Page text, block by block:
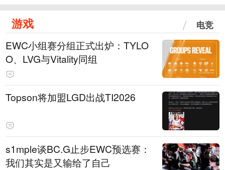
游戏 电竞
EWC小组赛分组正式出炉：TYLO
O、LVG与Vitality同组
Topson将加盟LGD出战TI2026
s1mple谈BC.G止步EWC预选赛：
我们其实是又输给了自己